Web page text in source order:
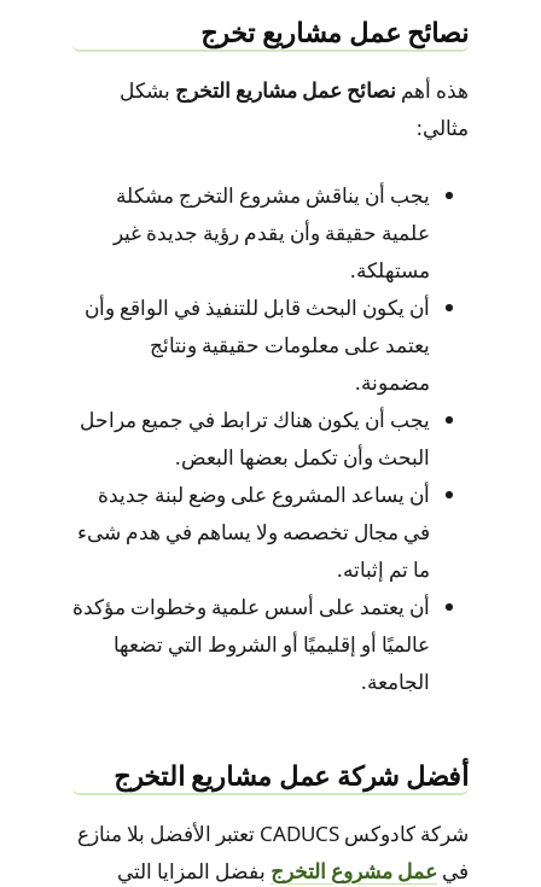
نصائح عمل مشاريع تخرج
هذه أهم نصائح عمل مشاريع التخرج بشكل
مثالي:
يجب أن يناقش مشروع التخرج مشكلة
علمية حقيقة وأن يقدم رؤية جديدة غير
مستهلكة.
أن يكون البحث قابل للتنفيذ في الواقع وأن
يعتمد على معلومات حقيقية ونتائج
مضمونة.
يجب أن يكون هناك ترابط في جميع مراحل
البحث وأن تكمل بعضها البعض.
أن يساعد المشروع على وضع لبنة جديدة
في مجال تخصصه ولا يساهم في هدم شىء
ما تم إثباته.
أن يعتمد على أسس علمية وخطوات مؤكدة
عالميًا أو إقليميًا أو الشروط التي تضعها
الجامعة.
أفضل شركة عمل مشاريع التخرج
شركة كادوكس CADUCS تعتبر الأفضل بلا منازع
في عمل مشروع التخرج بفضل المزايا التي